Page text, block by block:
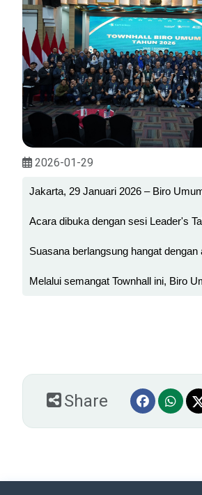
2026-01-29
Jakarta, 29 Januari 2026 – Biro
Acara dibuka dengan sesi Leader's
Suasana berlangsung hangat
Melalui semangat Townhall ini, Biro
Share